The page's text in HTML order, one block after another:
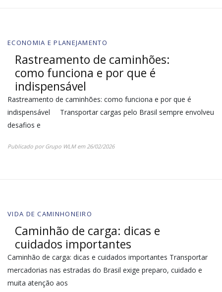
ECONOMIA E PLANEJAMENTO
Rastreamento de caminhões:
como funciona e por que é
indispensável
Rastreamento de caminhões: como funciona e por que é
indispensável Transportar cargas pelo Brasil sempre envolveu
desafios e
Publicado porGrupo WLMem26/02/2026
VIDA DE CAMINHONEIRO
Caminhão de carga: dicas e
cuidados importantes
Caminhão de carga: dicas e cuidados importantes Transportar
mercadorias nas estradas do Brasil exige preparo, cuidado e
muita atenção aos